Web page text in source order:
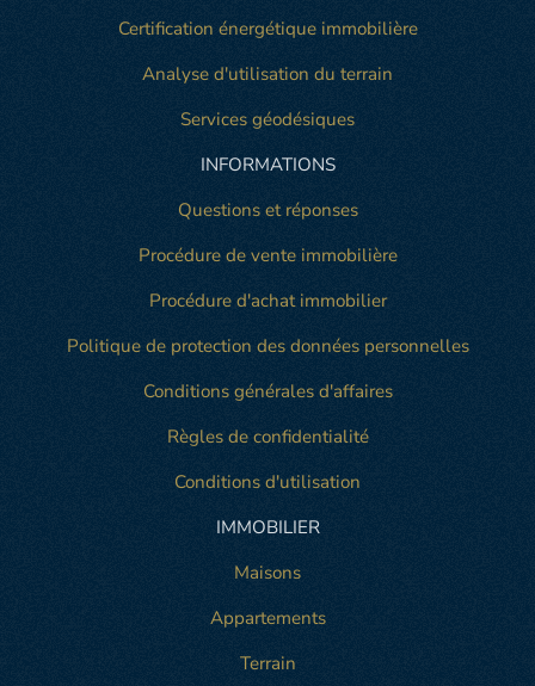
Certification énergétique immobilière
Analyse d'utilisation du terrain
Services géodésiques
INFORMATIONS
Questions et réponses
Procédure de vente immobilière
Procédure d'achat immobilier
Politique de protection des données personnelles
Conditions générales d'affaires
Règles de confidentialité
Conditions d'utilisation
IMMOBILIER
Maisons
Appartements
Terrain